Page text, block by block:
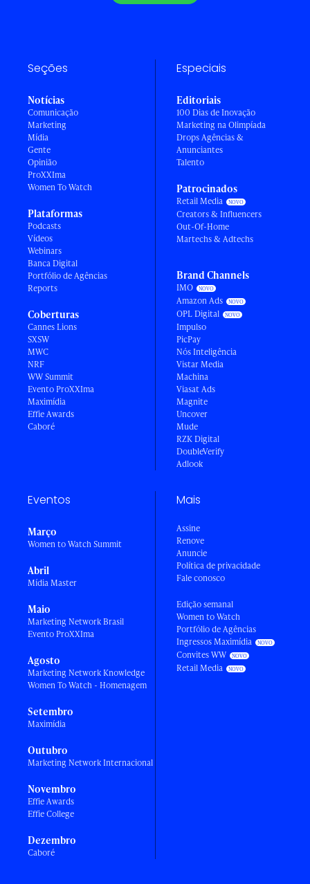
Seções
Notícias
Comunicação
Marketing
Mídia
Gente
Opinião
ProXXIma
Women To Watch
Plataformas
Podcasts
Vídeos
Webinars
Banca Digital
Portfólio de Agências
Reports
Coberturas
Cannes Lions
SXSW
MWC
NRF
WW Summit
Evento ProXXIma
Maximídia
Effie Awards
Caboré
Especiais
Editoriais
100 Dias de Inovação
Marketing na Olimpíada
Drops Agências &
Anunciantes
Talento
Patrocinados
Retail Media
Creators & Influencers
Out-Of-Home
Martechs & Adtechs
Brand Channels
IMO
Amazon Ads
OPL Digital
Impulso
PicPay
Nós Inteligência
Vistar Media
Machina
Viasat Ads
Magnite
Uncover
Mude
RZK Digital
DoubleVerify
Adlook
Eventos
Março
Women to Watch Summit
Abril
Mídia Master
Maio
Marketing Network Brasil
Evento ProXXIma
Agosto
Marketing Network Knowledge
Women To Watch - Homenagem
Setembro
Maximídia
Outubro
Marketing Network Internacional
Novembro
Effie Awards
Effie College
Dezembro
Caboré
Mais
Assine
Renove
Anuncie
Política de privacidade
Fale conosco
Edição semanal
Women to Watch
Portfólio de Agências
Ingressos Maximídia
Convites WW
Retail Media